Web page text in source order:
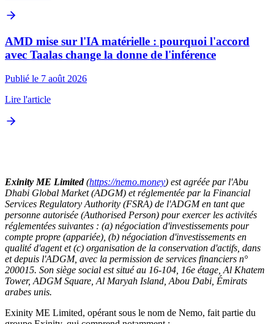
AMD mise sur l'IA matérielle : pourquoi l'accord
avec Taalas change la donne de l'inférence
Publié le 7 août 2026
Lire l'article
Exinity ME Limited(https://nemo.money) est agréée par l'Abu
Dhabi Global Market (ADGM) et réglementée par la Financial
Services Regulatory Authority (FSRA) de l'ADGM en tant que
personne autorisée (Authorised Person) pour exercer les activités
réglementées suivantes : (a) négociation d'investissements pour
compte propre (appariée), (b) négociation d'investissements en
qualité d'agent et (c) organisation de la conservation d'actifs, dans
et depuis l'ADGM, avec la permission de services financiers n°
200015. Son siège social est situé au 16-104, 16e étage, Al Khatem
Tower, ADGM Square, Al Maryah Island, Abou Dabi, Émirats
arabes unis.
Exinity ME Limited, opérant sous le nom de Nemo, fait partie du